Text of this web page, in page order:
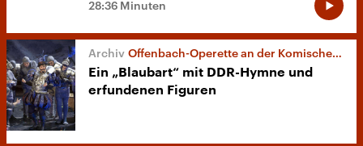
28:36 Minuten
Offenbach-Operette an der Komischen Oper Berlin
Ein „Blaubart“ mit DDR-Hymne und
erfundenen Figuren